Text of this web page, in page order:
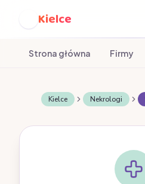
Kielce
Strona główna Firmy
Kielce Nekrologi